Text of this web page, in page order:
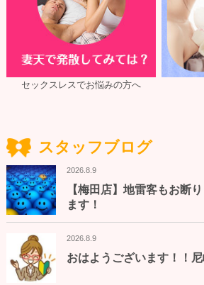
セックスレスでお悩みの方へ
スタッフブログ
2026.8.9
【梅田店】地雷客もお断
ます！
2026.8.9
おはようございます！！